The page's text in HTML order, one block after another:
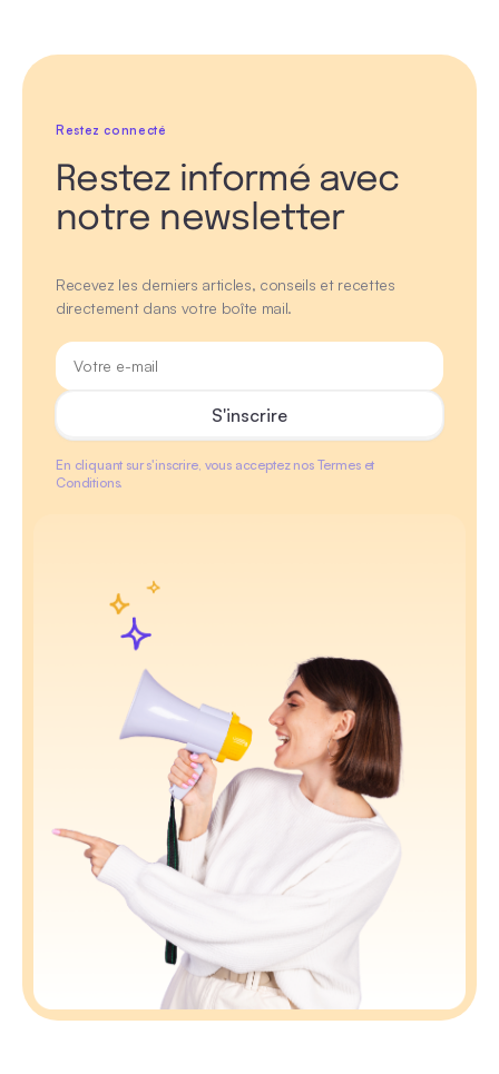
Restez connecté
Restez informé avec
notre newsletter
Recevez les derniers articles, conseils et recettes
directement dans votre boîte mail.
En cliquant sur s'inscrire, vous acceptez nos Termes et
Conditions.